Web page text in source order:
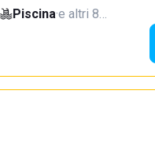
Piscina·e altri 8…